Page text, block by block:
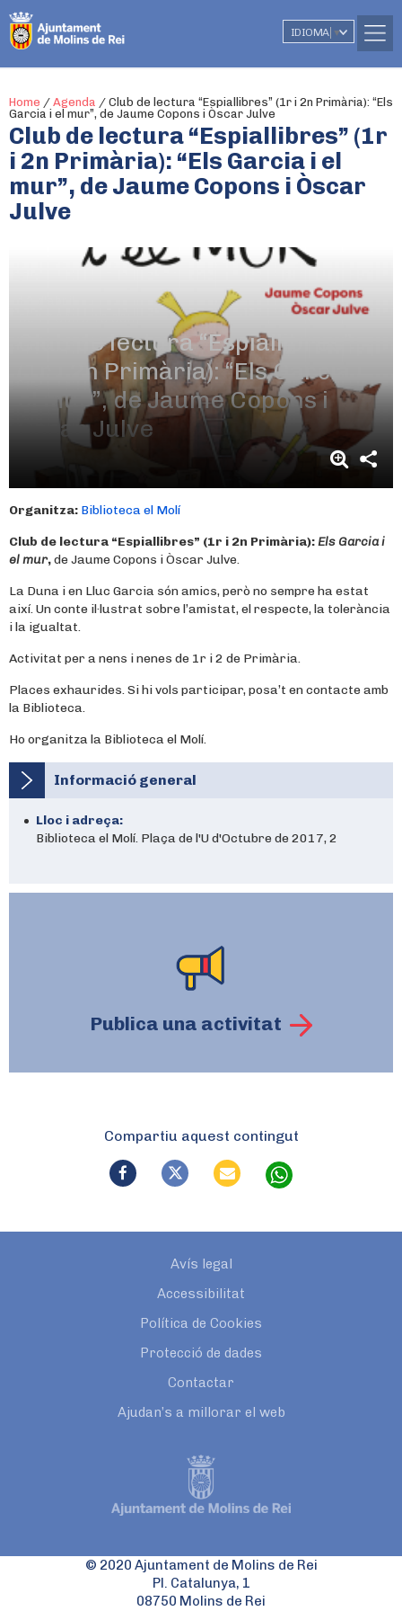
IDIOMA ▼
Home / Agenda / Club de lectura “Espiallibres” (1r i 2n Primària): “Els
Garcia i el mur”, de Jaume Copons i Òscar Julve
Club de lectura “Espiallibres” (1r
i 2n Primària): “Els Garcia i el
mur”, de Jaume Copons i Òscar
Julve
Club de lectura “Espiallibres”
(1r i 2n Primària): “Els Garcia i
el mur”, de Jaume Copons i
Òscar Julve
Organitza: Biblioteca el Molí
Club de lectura “Espiallibres” (1r i 2n Primària):Els Garcia i
el mur,de Jaume Copons i Òscar Julve.
La Duna i en Lluc Garcia són amics, però no sempre ha estat
així. Un conte il·lustrat sobre l’amistat, el respecte, la tolerància
i la igualtat.
Activitat per a nens i nenes de 1r i 2 de Primària.
Places exhaurides. Si hi vols participar, posa’t en contacte amb
la Biblioteca.
Ho organitza la Biblioteca el Molí.
Informació general
Lloc i adreça:
Biblioteca el Molí. Plaça de l'U d'Octubre de 2017, 2
Publica una activitat
Compartiu aquest contingut
Avís legal
Accessibilitat
Política de Cookies
Protecció de dades
Contactar
Ajudan’s a millorar el web
© 2020 Ajuntament de Molins de Rei
Pl. Catalunya, 1
08750 Molins de Rei